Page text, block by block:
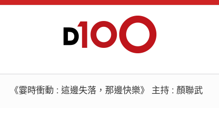
《霎時衝動 : 這邊失落，那邊快樂》 主持 : 顏聯武